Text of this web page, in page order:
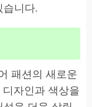
니다.
패션의 새로운
자인과 색상을